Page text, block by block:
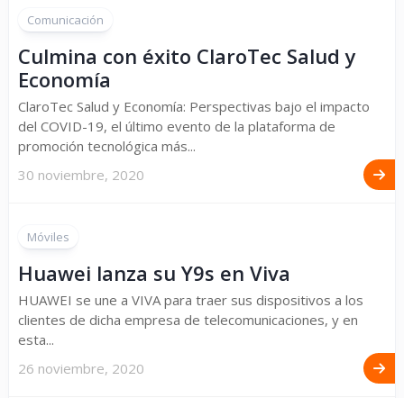
Comunicación
Culmina con éxito ClaroTec Salud y
Economía
ClaroTec Salud y Economía: Perspectivas bajo el impacto
del COVID-19, el último evento de la plataforma de
promoción tecnológica más...
30 noviembre, 2020
Móviles
Huawei lanza su Y9s en Viva
HUAWEI se une a VIVA para traer sus dispositivos a los
clientes de dicha empresa de telecomunicaciones, y en
esta...
26 noviembre, 2020